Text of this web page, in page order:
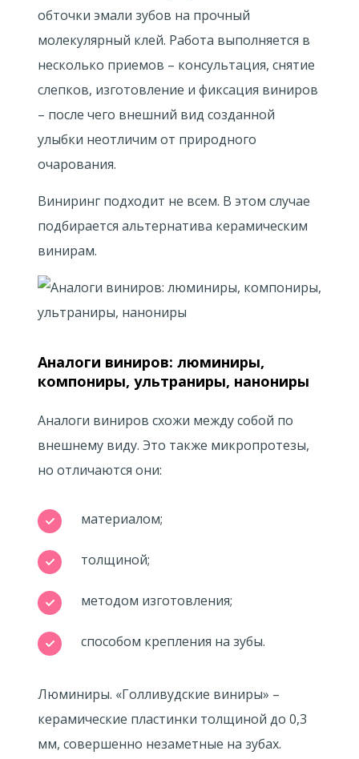
обточки эмали зубов на прочный
молекулярный клей. Работа выполняется в
несколько приемов – консультация, снятие
слепков, изготовление и фиксация виниров
– после чего внешний вид созданной
улыбки неотличим от природного
очарования.
Виниринг подходит не всем. В этом случае
подбирается альтернатива керамическим
винирам.
Аналоги виниров: люминиры,
компониры, ультраниры, нанониры
Аналоги виниров схожи между собой по
внешнему виду. Это также микропротезы,
но отличаются они:
материалом;
толщиной;
методом изготовления;
способом крепления на зубы.
Люминиры. «Голливудские виниры» –
керамические пластинки толщиной до 0,3
мм, совершенно незаметные на зубах.